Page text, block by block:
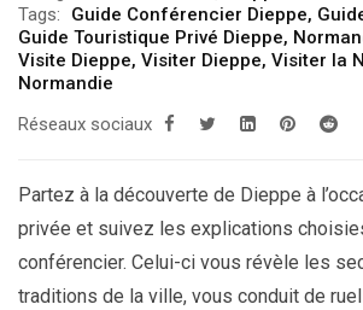
Tags:
Guide Conférencier Dieppe,
Guide Touristique Privé Dieppe,
Visite Dieppe, Visiter Dieppe, Visiter la
Normandie
Réseaux sociaux
Partez à la découverte de Dieppe à
privée et suivez les explications
conférencier. Celui-ci vous révèle les
traditions de la ville, vous conduit de